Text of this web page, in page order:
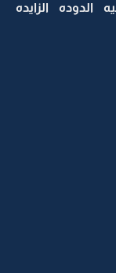
الدوده الزايده